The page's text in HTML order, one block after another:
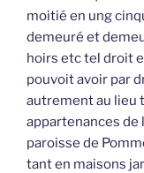
moitié en ung
demeuré et
hoirs etc tel droit
pouvoit avoir par
autrement au lieu
appartenances de
paroisse de
tant en maisons